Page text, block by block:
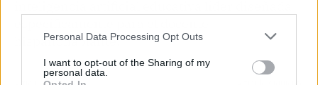
Personal Data Processing Opt Outs
I want to opt-out of the Sharing of my
personal data.
hispanohablante.